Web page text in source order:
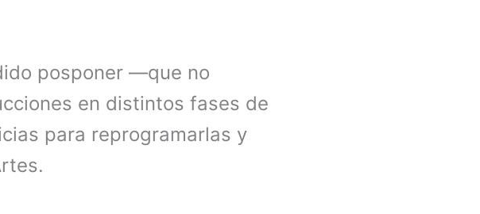
posponer —que no
en distintos fases de
para reprogramarlas y